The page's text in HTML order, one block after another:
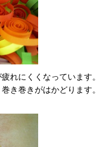
れにくくなっています。
き巻きがはかどります。